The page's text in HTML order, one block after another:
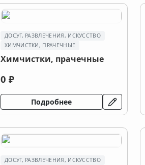
ДОСУГ, РАЗВЛЕЧЕНИЯ, ИСКУССТВО
ХИМЧИСТКИ, ПРАЧЕЧНЫЕ
Химчистки, прачечные
0 ₽
Подробнее
ДОСУГ, РАЗВЛЕЧЕНИЯ, ИСКУССТВО